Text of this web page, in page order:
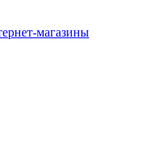
магазины